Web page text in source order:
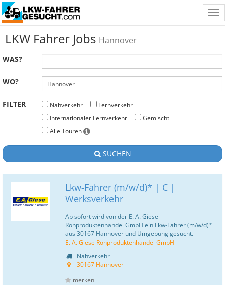
LKW Fahrer Jobs Hannover
WAS?
WO?
FILTER Nahverkehr
Fernverkehr
Internationaler Fernverkehr
Gemischt
Alle Touren
SUCHEN
Lkw-Fahrer (m/w/d)* | C |
Werksverkehr
Ab sofort wird von der E. A. Giese
Rohproduktenhandel GmbH ein Lkw-Fahrer (m/w/d)*
aus 30167 Hannover und Umgebung gesucht.
E. A. Giese Rohproduktenhandel GmbH
Nahverkehr
30167 Hannover
merken